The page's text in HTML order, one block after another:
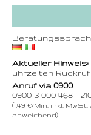
Aktueller Hinweis:
uhrzeiten
Anruf via 0900
0900-3 000 468 -
(1,49 €/Min. inkl.
abweichend)